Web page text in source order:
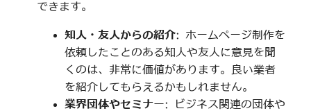
できます。
知人・友人からの紹介: ホームページ制作を
依頼したことのある知人や友人に意見を聞
くのは、非常に価値があります。良い業者
を紹介してもらえるかもしれません。
業界団体やセミナー: ビジネス関連の団体や